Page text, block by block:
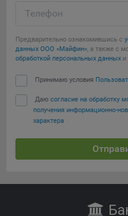
Телефон
Предварительно ознакомившись с
данных ООО «Майфин», а также с
обработкой персональных данных и
Принимаю условия
Даю согласие на обработку
получения информационно-
характера